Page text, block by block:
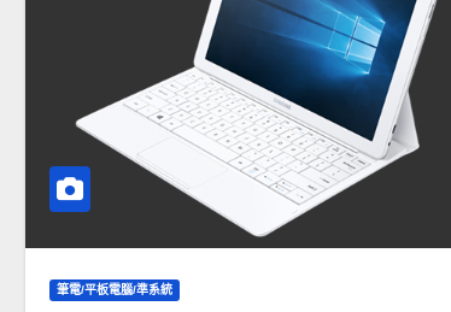
筆電/平板電腦/準系統